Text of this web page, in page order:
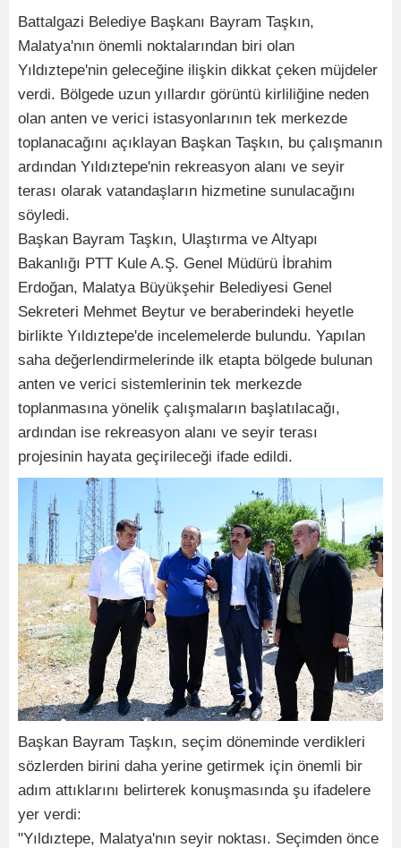
Battalgazi Belediye Başkanı Bayram Taşkın,
Malatya'nın önemli noktalarından biri olan
Yıldıztepe'nin geleceğine ilişkin dikkat çeken müjdeler
verdi. Bölgede uzun yıllardır görüntü kirliliğine neden
olan anten ve verici istasyonlarının tek merkezde
toplanacağını açıklayan Başkan Taşkın, bu çalışmanın
ardından Yıldıztepe'nin rekreasyon alanı ve seyir
terası olarak vatandaşların hizmetine sunulacağını
söyledi.
Başkan Bayram Taşkın, Ulaştırma ve Altyapı
Bakanlığı PTT Kule A.Ş. Genel Müdürü İbrahim
Erdoğan, Malatya Büyükşehir Belediyesi Genel
Sekreteri Mehmet Beytur ve beraberindeki heyetle
birlikte Yıldıztepe'de incelemelerde bulundu. Yapılan
saha değerlendirmelerinde ilk etapta bölgede bulunan
anten ve verici sistemlerinin tek merkezde
toplanmasına yönelik çalışmaların başlatılacağı,
ardından ise rekreasyon alanı ve seyir terası
projesinin hayata geçirileceği ifade edildi.
Başkan Bayram Taşkın, seçim döneminde verdikleri
sözlerden birini daha yerine getirmek için önemli bir
adım attıklarını belirterek konuşmasında şu ifadelere
yer verdi:
"Yıldıztepe, Malatya'nın seyir noktası. Seçimden önce